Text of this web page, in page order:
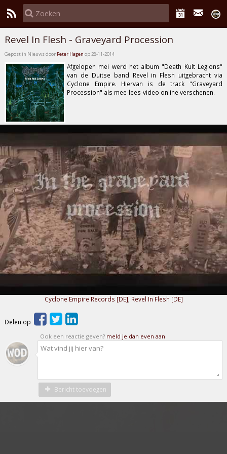
Revel In Flesh - Graveyard Procession
Gepost in Nieuws door Peter Hagen op 28-11-2014
Afgelopen mei werd het album "Death Kult Legions"
van de Duitse band Revel in Flesh uitgebracht via
Cyclone Empire. Hiervan is de track "Graveyard
Procession" als mee-lees-video online verschenen.
Cyclone Empire Records [DE] Revel In Flesh [DE]
Delen op
Ook een reactie geven? meld je dan even aan
Bericht toevoegen